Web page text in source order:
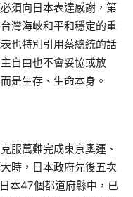
須向日本表達感謝，第
灣海峽和平和穩定的重
也特別引用蔡總統的話
自由也不會妥協或放
是生存、生命本身。
服萬難完成東京奧運、
時，日本政府先後五次
本47個都道府縣中，已